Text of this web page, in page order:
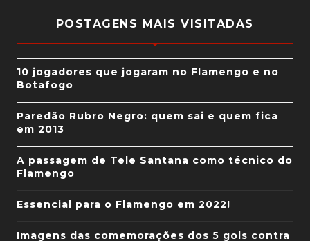
POSTAGENS MAIS VISITADAS
10 jogadores que jogaram no Flamengo e no
Botafogo
Paredão Rubro Negro: quem sai e quem fica
em 2013
A passagem de Tele Santana como técnico do
Flamengo
Essencial para o Flamengo em 2022!
Imagens das comemorações dos 5 gols contra